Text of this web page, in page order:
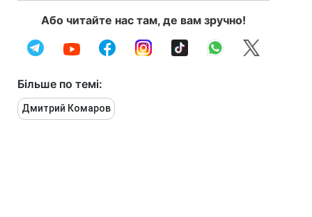
Або читайте нас там, де вам зручно!
Більше по темі:
Дмитрий Комаров